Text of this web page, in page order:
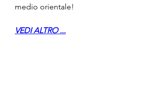
medio orientale!
VEDI ALTRO ...